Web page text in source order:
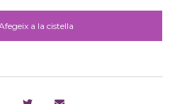
a la cistella